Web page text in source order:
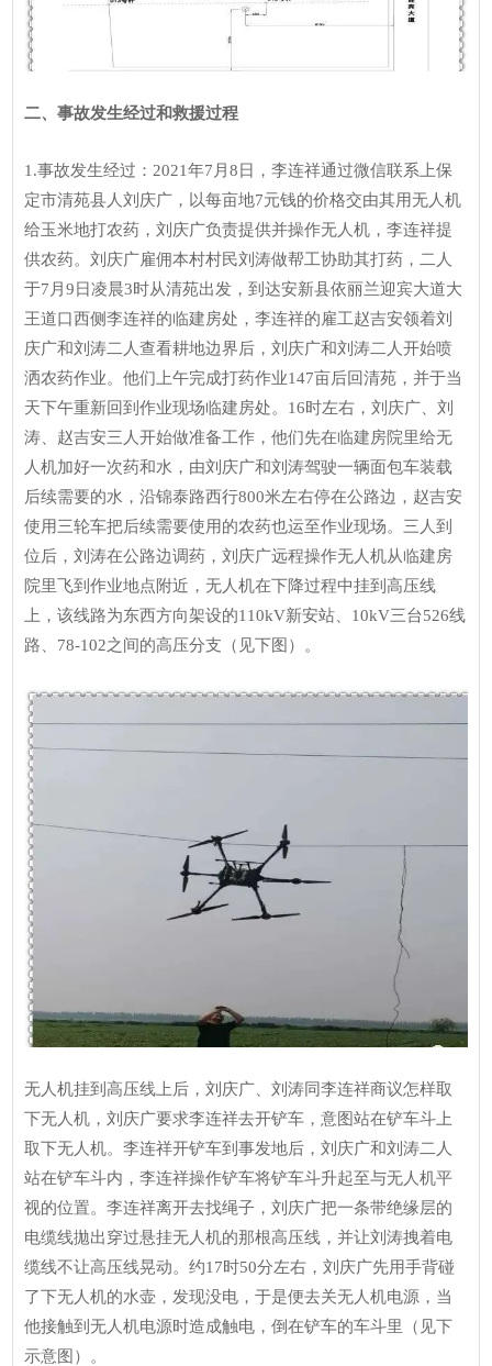
二、事故发生经过和救援过程
1.事故发生经过：2021年7月8日，李连祥通过微信联系上保
定市清苑县人刘庆广，以每亩地7元钱的价格交由其用无人机
给玉米地打农药，刘庆广负责提供并操作无人机，李连祥提
供农药。刘庆广雇佣本村村民刘涛做帮工协助其打药，二人
于7月9日凌晨3时从清苑出发，到达安新县依丽兰迎宾大道大
王道口西侧李连祥的临建房处，李连祥的雇工赵吉安领着刘
庆广和刘涛二人查看耕地边界后，刘庆广和刘涛二人开始喷
洒农药作业。他们上午完成打药作业147亩后回清苑，并于当
天下午重新回到作业现场临建房处。16时左右，刘庆广、刘
涛、赵吉安三人开始做准备工作，他们先在临建房院里给无
人机加好一次药和水，由刘庆广和刘涛驾驶一辆面包车装载
后续需要的水，沿锦泰路西行800米左右停在公路边，赵吉安
使用三轮车把后续需要使用的农药也运至作业现场。三人到
位后，刘涛在公路边调药，刘庆广远程操作无人机从临建房
院里飞到作业地点附近，无人机在下降过程中挂到高压线
上，该线路为东西方向架设的110kV新安站、10kV三台526线
路、78-102之间的高压分支（见下图）。
无人机挂到高压线上后，刘庆广、刘涛同李连祥商议怎样取
下无人机，刘庆广要求李连祥去开铲车，意图站在铲车斗上
取下无人机。李连祥开铲车到事发地后，刘庆广和刘涛二人
站在铲车斗内，李连祥操作铲车将铲车斗升起至与无人机平
视的位置。李连祥离开去找绳子，刘庆广把一条带绝缘层的
电缆线拋出穿过悬挂无人机的那根高压线，并让刘涛拽着电
缆线不让高压线晃动。约17时50分左右，刘庆广先用手背碰
了下无人机的水壶，发现没电，于是便去关无人机电源，当
他接触到无人机电源时造成触电，倒在铲车的车斗里（见下
示意图）。